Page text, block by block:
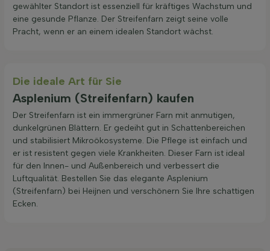
gewählter Standort ist essenziell für kräftiges Wachstum und
eine gesunde Pflanze. Der Streifenfarn zeigt seine volle
Pracht, wenn er an einem idealen Standort wächst.
Die ideale Art für Sie
Asplenium (Streifenfarn) kaufen
Der Streifenfarn ist ein immergrüner Farn mit anmutigen,
dunkelgrünen Blättern. Er gedeiht gut in Schattenbereichen
und stabilisiert Mikroökosysteme. Die Pflege ist einfach und
er ist resistent gegen viele Krankheiten. Dieser Farn ist ideal
für den Innen- und Außenbereich und verbessert die
Luftqualität. Bestellen Sie das elegante Asplenium
(Streifenfarn) bei Heijnen und verschönern Sie Ihre schattigen
Ecken.